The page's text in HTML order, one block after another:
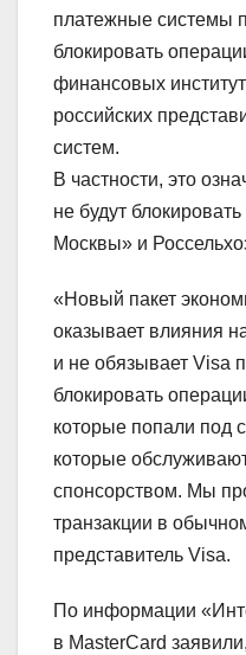
платежные системы
блокировать
финансовых
российских
систем.
В частности, это
не будут
Москвы» и
«Новый пакет
оказывает влияния
и не обязывает Visa
блокировать
которые попали под
которые
спонсорством. Мы
транзакции в
представитель Visa.
По информации
в MasterCard